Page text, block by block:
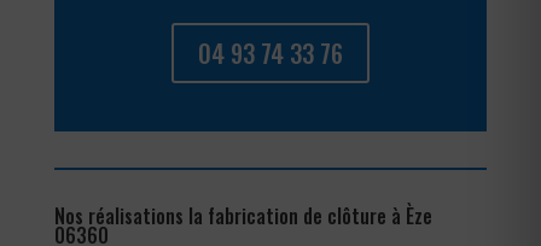
04 93 74 33 76
Nos réalisations la fabrication de clôture à Èze
06360